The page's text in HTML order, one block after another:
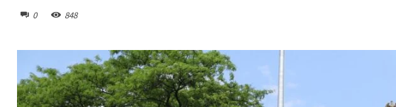
0 848